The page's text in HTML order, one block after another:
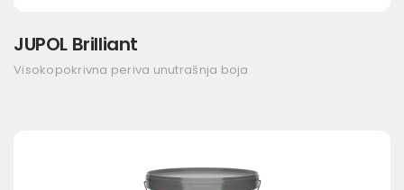
JUPOL Brilliant
Visokopokrivna periva unutrašnja boja